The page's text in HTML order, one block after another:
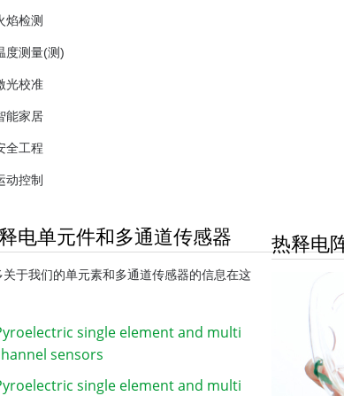
焰检测
度测量(测)
光校准
能家居
全工程
动控制
热释电
电单元件和多通道传感器
关于我们的单元素和多通道传感器的信息在这
single element and multi
sensors
single element and multi